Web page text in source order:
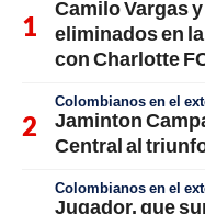
Camilo Vargas
eliminados en
con Charlotte
Colombianos en el
Jaminton
Central al
Colombianos en el
Jugador, que